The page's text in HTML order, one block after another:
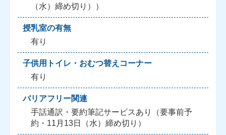
（水）締め切り））
授乳室の有無
有り
子供用トイレ・おむつ替えコーナー
有り
バリアフリー関連
手話通訳・要約筆記サービスあり（要事前予
約・11月13日（水）締め切り）